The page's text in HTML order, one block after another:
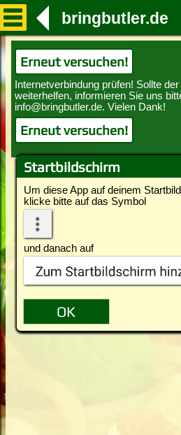
Startbildschirm
Um diese App auf deinem
klicke bitte auf das Symbol
und danach auf
bringbutler.de
Erneut versuchen!
Erneut versuchen!